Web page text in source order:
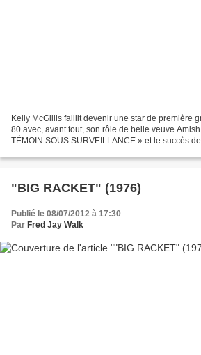
Kelly McGillis faillit devenir une star de première
80 avec, avant tout, son rôle de belle veuve
TÉMOIN SOUS SURVEILLANCE » et le succès
"BIG RACKET" (1976)
Publié le 08/07/2012 à 17:30
Par Fred Jay Walk